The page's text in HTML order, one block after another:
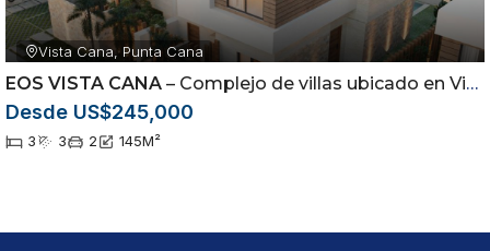
Vista Cana, Punta Cana
EOS VISTA CANA – Complejo de villas ubicado en Vista Cana, Punta Cana
Desde US$245,000
3 3 2 145M²